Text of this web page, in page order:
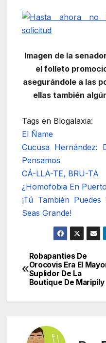
Imagen de la
el folleto
asegurándole a las
ellas también
Tags en Blogalaxia:
El Ñame
Cucusa Hernández:
Pensamos
CÁ-LLA-TE, BRU-TA
¿Homofobia En
¡Tú También
Seas Grande!
de
entradas
Robapanties De
Orocovis Era El
Suplidor De La
Boutique De Maripily